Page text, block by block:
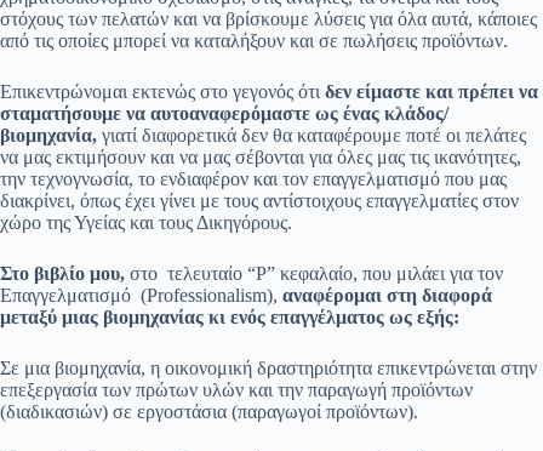
στόχους των πελατών και να βρίσκουμε λύσεις για όλα αυτά, κάποιες
από τις οποίες μπορεί να καταλήξουν και σε πωλήσεις προϊόντων.
Επικεντρώνομαι εκτενώς στο γεγονός ότι δεν είμαστε και πρέπει να
σταματήσουμε να αυτοαναφερόμαστε ως ένας κλάδος/
βιομηχανία, γιατί διαφορετικά δεν θα καταφέρουμε ποτέ οι πελάτες
να μας εκτιμήσουν και να μας σέβονται για όλες μας τις ικανότητες,
την τεχνογνωσία, το ενδιαφέρον και τον επαγγελματισμό που μας
διακρίνει, όπως έχει γίνει με τους αντίστοιχους επαγγελματίες στον
χώρο της Υγείας και τους Δικηγόρους.
Στο βιβλίο μου, στο τελευταίο “P” κεφαλαίο, που μιλάει για τον
Επαγγελματισμό (Professionalism), αναφέρομαι στη διαφορά
μεταξύ μιας βιομηχανίας κι ενός επαγγέλματος ως εξής:
Σε μια βιομηχανία, η οικονομική δραστηριότητα επικεντρώνεται στην
επεξεργασία των πρώτων υλών και την παραγωγή προϊόντων
(διαδικασιών) σε εργοστάσια (παραγωγοί προϊόντων).